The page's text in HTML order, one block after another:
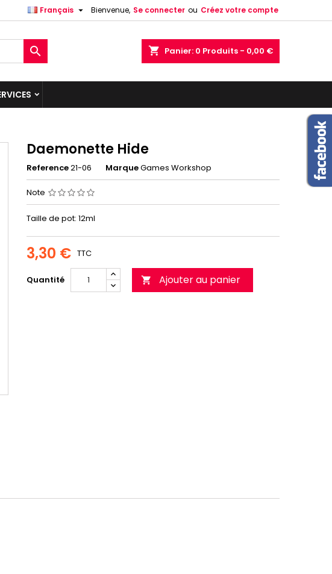
Bienvenue, Se connecter ou Créez votre compte
Français 
shopping_cart Panier: 0 Produits - 0,00 €

Daemonette Hide
Reference21-06 MarqueGames Workshop
Note
Taille de pot: 12ml
3,30 € TTC
Quantité  Ajouter au panier